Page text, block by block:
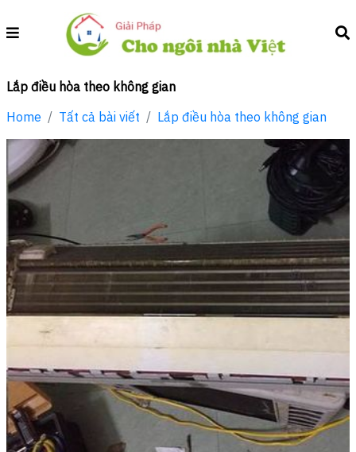
Lắp điều hòa theo không gian
Home
Tất cả bài viết Lắp điều hòa theo không gian